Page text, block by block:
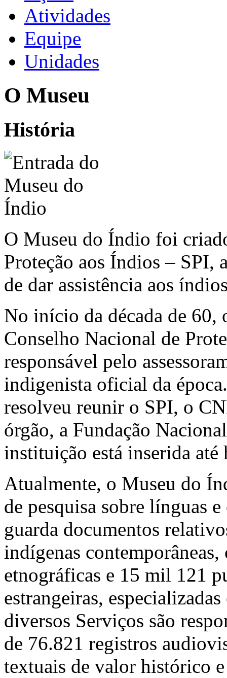
Atividades
Equipe
Unidades
O Museu
História
O Museu do Índio foi
Proteção aos Índios – SPI,
de dar assistência aos
No início da década de
Conselho Nacional de
responsável pelo
indigenista oficial da
resolveu reunir o SPI, o
órgão, a Fundação
instituição está inserida até
Atualmente, o Museu do
de pesquisa sobre línguas
guarda documentos
indígenas
etnográficas e 15 mil 121
estrangeiras,
diversos Serviços são
de 76.821 registros
textuais de valor histórico